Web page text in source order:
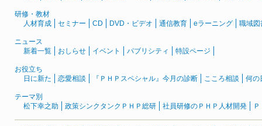
研修・教材
人材育成
セミナー CD DVD・ビデオ 通信教育 eラーニング 職域図
ニュース
新着一覧
おしらせ イベント パブリシティ 特設ページ
お役立ち
日に新た
恋愛相談 『ＰＨＰスペシャル』今月の診断 こころ相談 何の
テーマ別
松下幸之助
政策シンクタンクＰＨＰ総研 社員研修のＰＨＰ人材開発